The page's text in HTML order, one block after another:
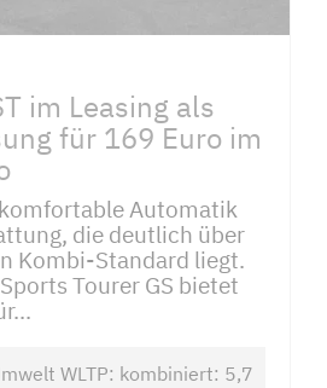
im Leasing als
für 169 Euro im
Automatik
die deutlich über
Kombi-Standard liegt.
Tourer GS bietet
WLTP: kombiniert: 5,7